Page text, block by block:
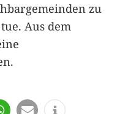
zu
Aus dem